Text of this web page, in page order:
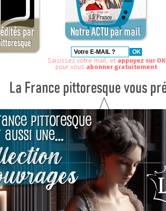
Saisissez votre mail, et appuyez sur OK
pour vous abonner gratuitement